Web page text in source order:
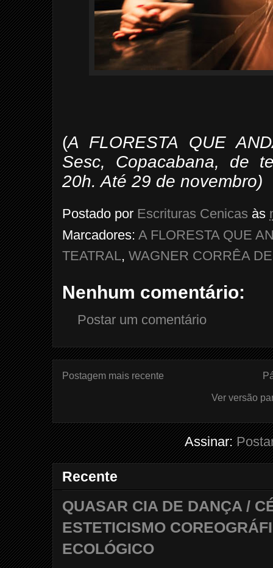
(A FLORESTA QUE
Sesc, Copacabana, de
20h. Até 29 de novembro)
Postado por Escrituras Cenicas às
Marcadores: A FLORESTA QUE
TEATRAL, WAGNER CORRÊA
Nenhum comentário:
Postar um comentário
Postagem mais recente
Ver versão
Assinar:
Recente
QUASAR CIA DE DANÇA /
ESTETICISMO
ECOLÓGICO